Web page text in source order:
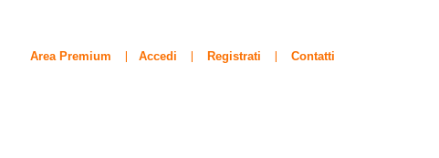
Area Premium Accedi Registrati Contatti